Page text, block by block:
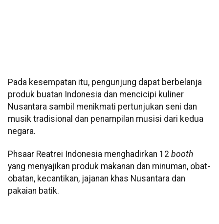
Pada kesempatan itu, pengunjung dapat berbelanja
produk buatan Indonesia dan mencicipi kuliner
Nusantara sambil menikmati pertunjukan seni dan
musik tradisional dan penampilan musisi dari kedua
negara.
Phsaar Reatrei Indonesia menghadirkan 12 booth
yang menyajikan produk makanan dan minuman, obat-
obatan, kecantikan, jajanan khas Nusantara dan
pakaian batik.